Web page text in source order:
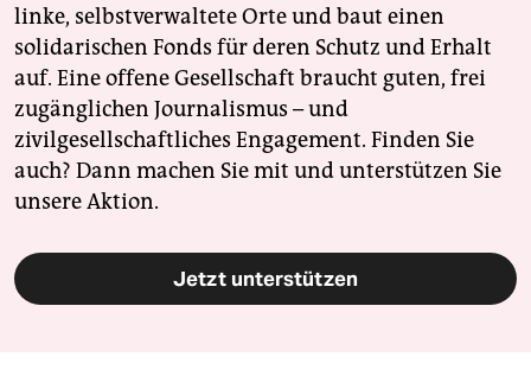
linke, selbstverwaltete Orte und baut einen
solidarischen Fonds für deren Schutz und Erhalt
auf. Eine offene Gesellschaft braucht guten, frei
zugänglichen Journalismus – und
zivilgesellschaftliches Engagement. Finden Sie
auch? Dann machen Sie mit und unterstützen Sie
unsere Aktion.
Jetzt unterstützen